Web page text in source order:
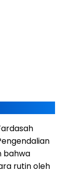
bahwa
rutin oleh